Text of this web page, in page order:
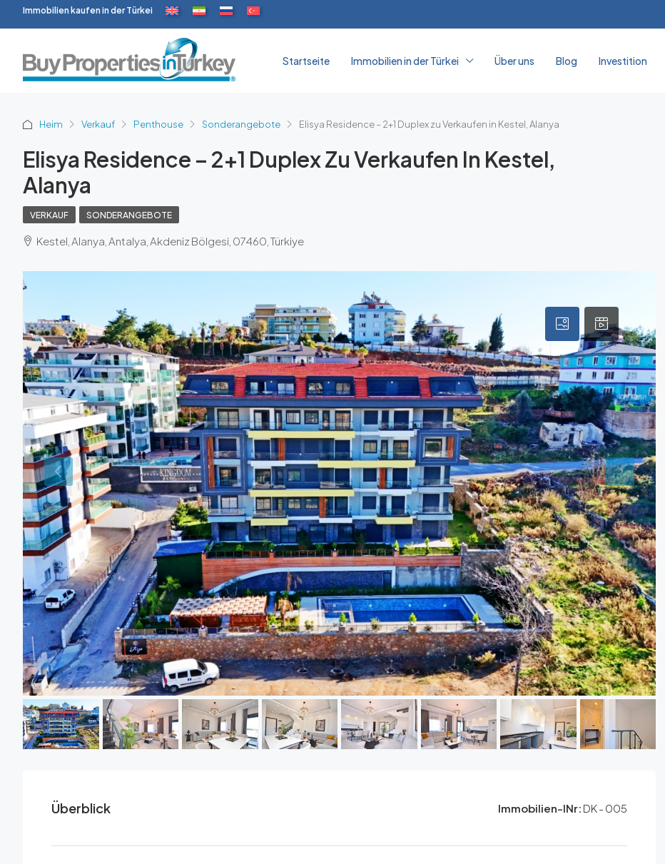
Immobilien kaufen in der Türkei
Startseite Immobilien in der Türkei Über uns Blog Investition
Heim Verkauf Penthouse Sonderangebote Elisya Residence – 2+1 Duplex zu Verkaufen in Kestel, Alanya
Elisya Residence – 2+1 Duplex Zu Verkaufen In Kestel,
Alanya
VERKAUF SONDERANGEBOTE
Kestel, Alanya, Antalya, Akdeniz Bölgesi, 07460, Türkiye
Überblick Immobilien-INr: DK - 005